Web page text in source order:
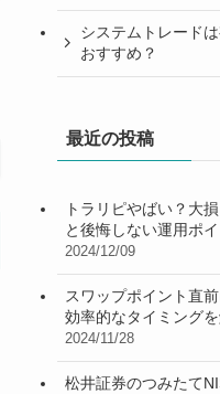
システムトレード
おすすめ？
最近の投稿
トラリピやばい？大
と後悔しない運用ポイ
2024/12/09
スワップポイント直
効率的なタイミング
2024/11/28
松井証券のつみたて